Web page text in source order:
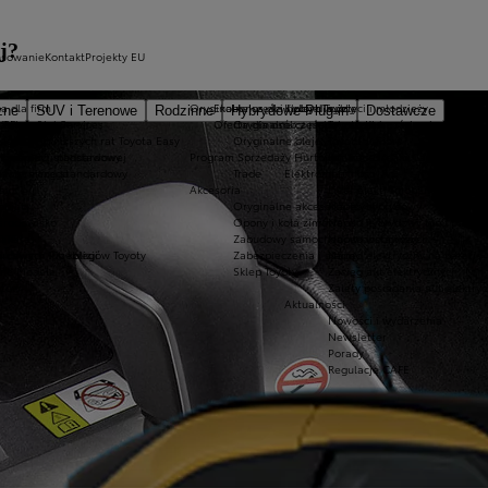
SUV i Terenowe Rodzinne Hybrydowe Plug-in
Dostawcze
Ekobonus dla hybryd Toyoty
Oferta dla osób z niepełnosprawnościami
podstawowej
awarii lub kolizji
Oryginalne części i oleje Toyoty
Oryginalne części
Oryginalne oleje
Program Sprzedaży Hurtowej Trade
Trade
Akcesoria
Oryginalne akcesoria Toyoty
Opony i koła zimowe
Zabudowy samochodów dostawczych
Zabezpieczenia i alarmy
Sklep Toyoty
Przebiegów Toyoty
Kluby dla dzieci i młodzieży
Toyota Kids
Elektromobilność
Zasięg aut elektrycznych
Zalety posiadania aut
Aktualności
Nowości i wydarzenia
Newsletter
Porady
Regulacje CAFE
dla firm
Financial Services
Kredyt standardowy
KontaktProjekty EU